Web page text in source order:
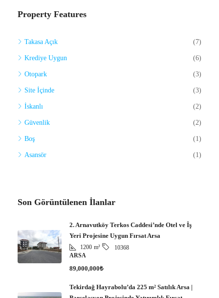
Property Features
Takasa Açık (7)
Krediye Uygun (6)
Otopark (3)
Site İçinde (3)
İskanlı (2)
Güvenlik (2)
Boş (1)
Asansör (1)
Son Görüntülenen İlanlar
2. Arnavutköy Terkos Caddesi’nde Otel ve İş
Yeri Projesine Uygun Fırsat Arsa
1200 m²
10368
ARSA
89,000,000₺
Tekirdağ Hayrabolu’da 225 m² Satılık Arsa |